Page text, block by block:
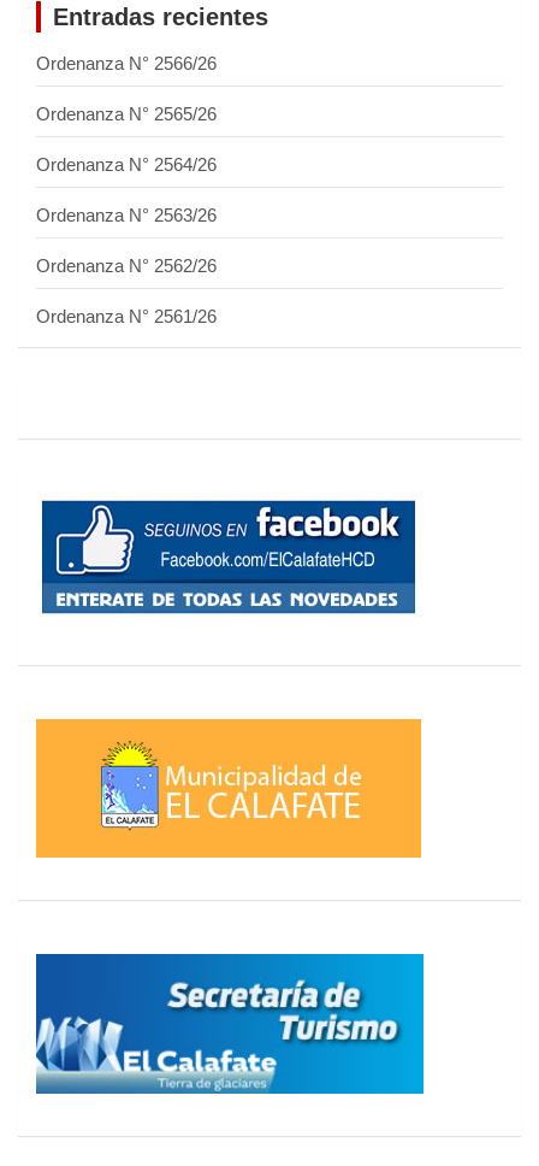
Entradas recientes
Ordenanza N° 2566/26
Ordenanza N° 2565/26
Ordenanza N° 2564/26
Ordenanza N° 2563/26
Ordenanza N° 2562/26
Ordenanza N° 2561/26